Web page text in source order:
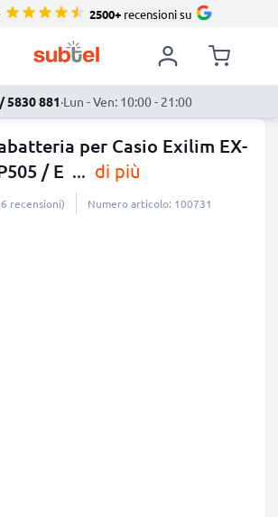
2500+recensioni su
5830 881·Lun - Ven: 10:00 - 21:00
per Casio Exilim EX-
/ E ... di più
recensioni) Numero articolo: 100731